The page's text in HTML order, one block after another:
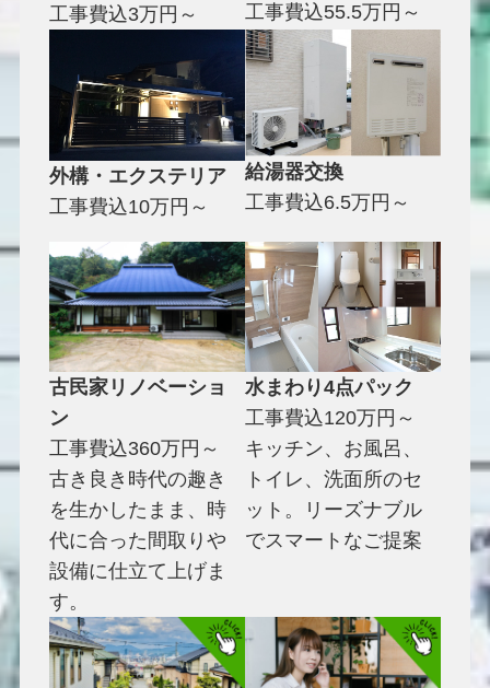
工事費込3万円～
工事費込55.5万円～
外構・エクステリア
工事費込10万円～
給湯器交換
工事費込6.5万円～
古民家リノベーショ
ン
工事費込360万円～
古き良き時代の趣き
を生かしたまま、時
代に合った間取りや
設備に仕立て上げま
す。
水まわり4点パック
工事費込120万円～
キッチン、お風呂、
トイレ、洗面所のセ
ット。リーズナブル
でスマートなご提案